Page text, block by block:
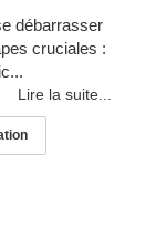
débarrasser
cruciales :
Lire la suite...